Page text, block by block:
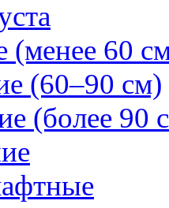
(менее 60
(60–90 см)
(более 90